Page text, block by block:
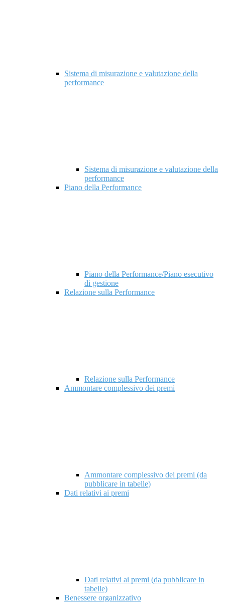
Sistema di misurazione e valutazione della
performance
Sistema di misurazione e valutazione della
performance
Piano della Performance
Piano della Performance/Piano esecutivo
di gestione
Relazione sulla Performance
Relazione sulla Performance
Ammontare complessivo dei premi
Ammontare complessivo dei premi (da
pubblicare in tabelle)
Dati relativi ai premi
Dati relativi ai premi (da pubblicare in
tabelle)
Benessere organizzativo